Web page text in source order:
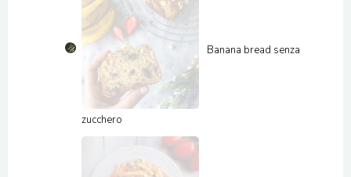
Banana bread senza
zucchero